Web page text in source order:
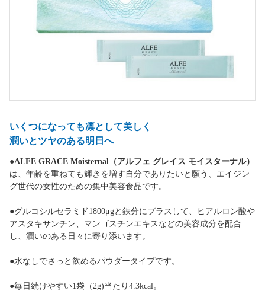
いくつになっても凛として美しく
潤いとツヤのある明日へ
●ALFE GRACE Moisternal（アルフェ グレイス モイスターナル）
は、年齢を重ねても輝きを増す自分でありたいと願う、エイジン
グ世代の女性のための集中美容食品です。
●グルコシルセラミド1800μgと鉄分にプラスして、ヒアルロン酸や
アスタキサンチン、マンゴスチンエキスなどの美容成分を配合
し、潤いのある日々に寄り添います。
●水なしでさっと飲めるパウダータイプです。
●毎日続けやすい1袋（2g)当たり4.3kcal。